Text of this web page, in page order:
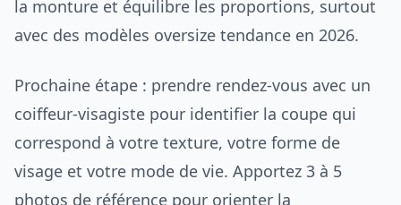
la monture et équilibre les proportions, surtout
avec des modèles oversize tendance en 2026.
Prochaine étape : prendre rendez-vous avec un
coiffeur-visagiste pour identifier la coupe qui
correspond à votre texture, votre forme de
visage et votre mode de vie. Apportez 3 à 5
photos de référence pour orienter la